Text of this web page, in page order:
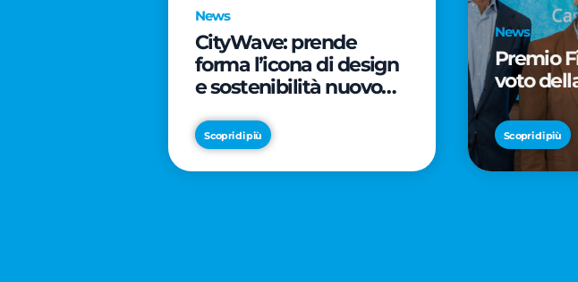
News
CityWave: prende
forma l’icona di design
e sostenibilità nuovo
Scopri di più
News
Premio
voto
Scopri di più